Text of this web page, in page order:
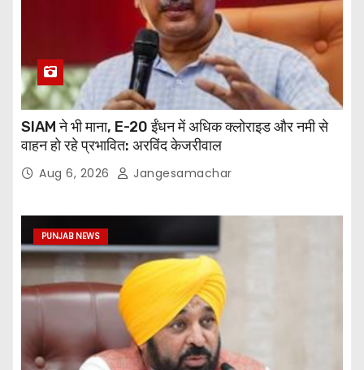
SIAM ने भी माना, E-20 ईंधन में अधिक क्लोराइड और नमी से
वाहन हो रहे प्रभावित: अरविंद केजरीवाल
Aug 6, 2026 Jangesamachar
PUNJAB NEWS